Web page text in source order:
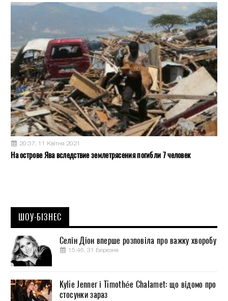
20:37, 11 Квітня 2021
На острове Ява вследствие землетрясения погибли 7 человек
ШОУ-БІЗНЕС
Селін Діон вперше розповіла про важку хворобу
15:46, 31 Березня
Kylie Jenner і Timothée Chalamet: що відомо про
стосунки зараз